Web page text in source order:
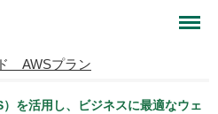
AWSプラン
を活用し、ビジネスに最適なウェ